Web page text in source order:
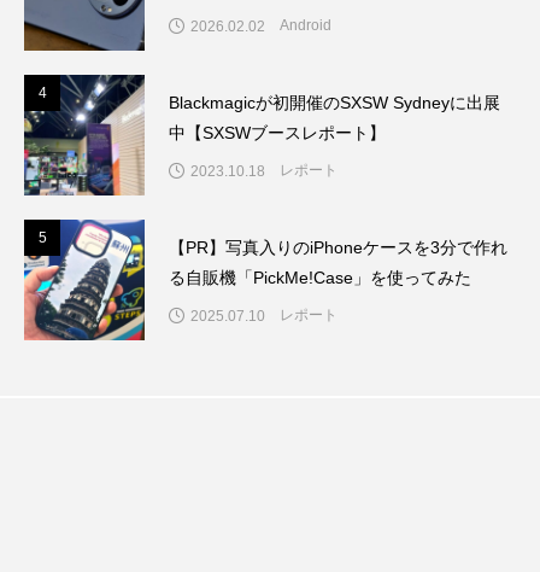
2026.02.02 Android
4
Blackmagicが初開催のSXSW Sydneyに出展
中【SXSWブースレポート】
2023.10.18 レポート
5
【PR】写真入りのiPhoneケースを3分で作れ
る自販機「PickMe!Case」を使ってみた
2025.07.10 レポート